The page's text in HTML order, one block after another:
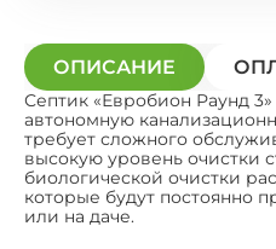
ОПИСАНИЕ
Септик «Евробион Раунд
автономную
требует сложного
высокую уровень очистки
биологической очистки
которые будут постоянно
или на даче.